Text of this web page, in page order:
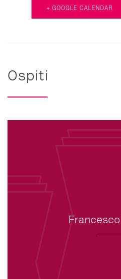
+ GOOGLE CALENDAR
Ospiti
Francesco